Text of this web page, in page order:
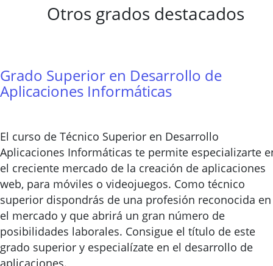
Otros grados destacados
Grado Superior en Desarrollo de
Aplicaciones Informáticas
El curso de Técnico Superior en Desarrollo
Aplicaciones Informáticas te permite especializarte
el creciente mercado de la creación de aplicaciones
web, para móviles o videojuegos. Como técnico
superior dispondrás de una profesión reconocida en
el mercado y que abrirá un gran número de
posibilidades laborales. Consigue el título de este
grado superior y especialízate en el desarrollo de
aplicaciones.